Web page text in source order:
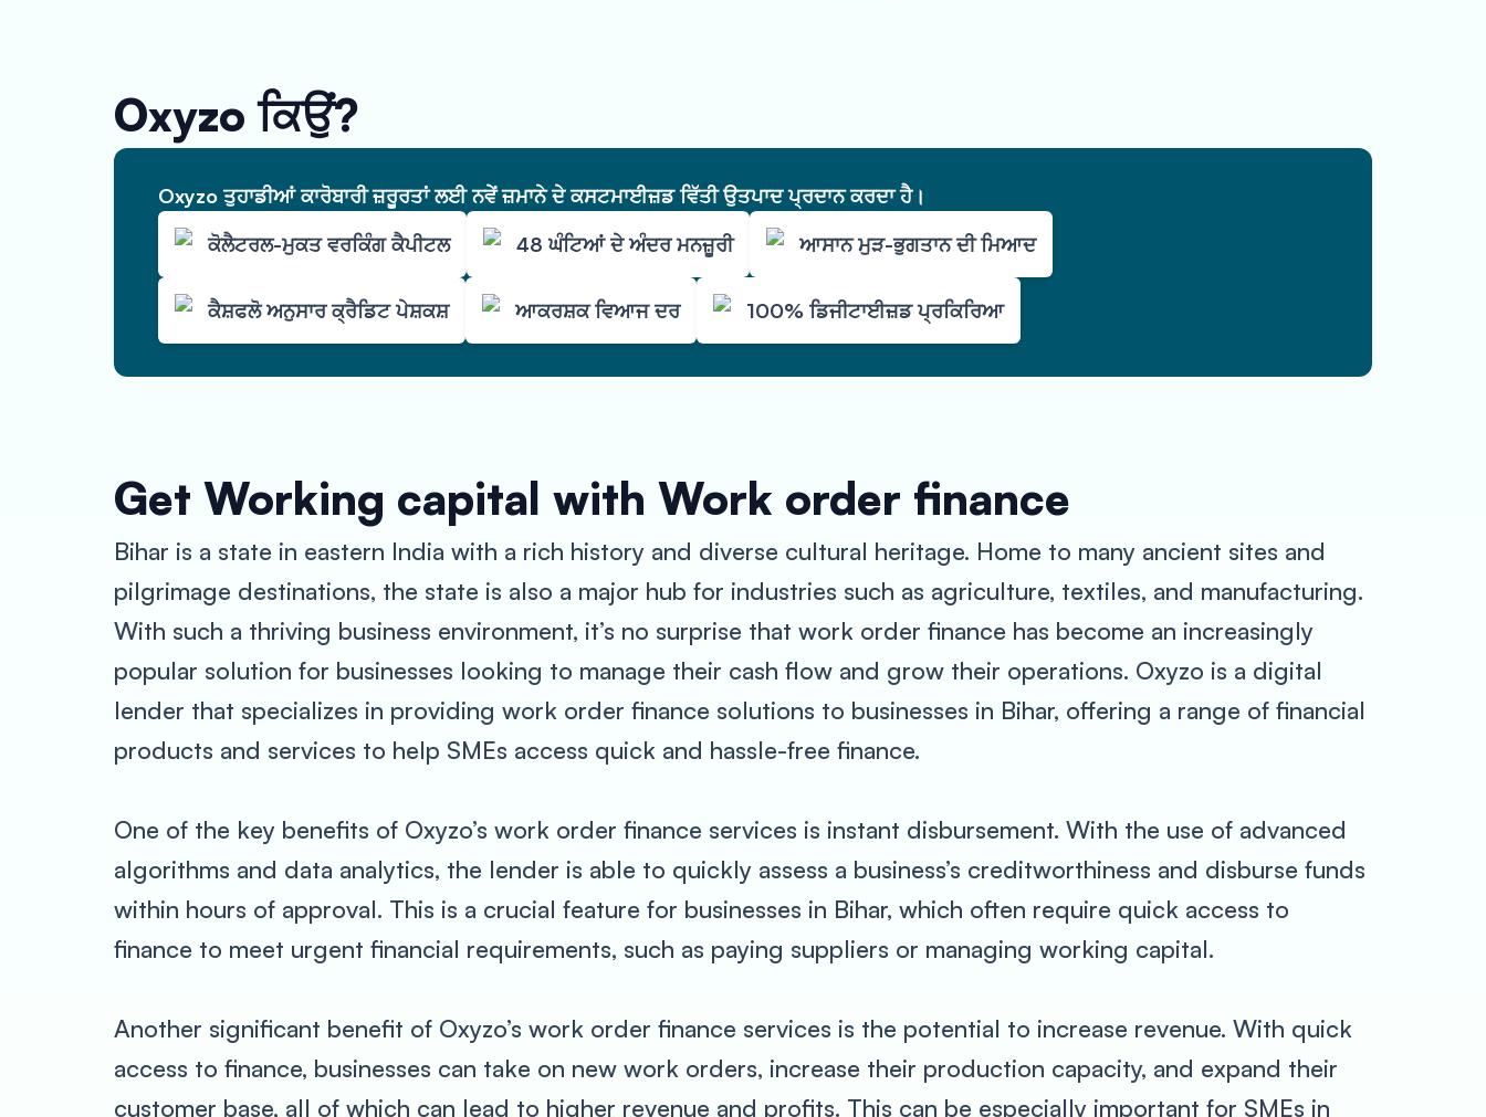
Oxyzo ਕਿਉਂ?
Oxyzo ਤੁਹਾਡੀਆਂ ਕਾਰੋਬਾਰੀ ਜ਼ਰੂਰਤਾਂ ਲਈ ਨਵੇਂ ਜ਼ਮਾਨੇ ਦੇ ਕਸਟਮਾਈਜ਼ਡ ਵਿੱਤੀ ਉਤਪਾਦ ਪ੍ਰਦਾਨ ਕਰਦਾ ਹੈ।
ਕੋਲੈਟਰਲ-ਮੁਕਤ ਵਰਕਿੰਗ ਕੈਪੀਟਲ
48 ਘੰਟਿਆਂ ਦੇ ਅੰਦਰ ਮਨਜ਼ੂਰੀ ਆਸਾਨ ਮੁੜ-ਭੁਗਤਾਨ ਦੀ ਮਿਆਦ
ਕੈਸ਼ਫਲੋ ਅਨੁਸਾਰ ਕ੍ਰੈਡਿਟ ਪੇਸ਼ਕਸ਼ ਆਕਰਸ਼ਕ ਵਿਆਜ ਦਰ 100% ਡਿਜੀਟਾਈਜ਼ਡ ਪ੍ਰਕਿਰਿਆ
Get Working capital with Work order finance
Bihar is a state in eastern India with a rich history and diverse cultural heritage. Home to many ancient sites and
pilgrimage destinations, the state is also a major hub for industries such as agriculture, textiles, and manufacturing.
With such a thriving business environment, it’s no surprise that work order finance has become an increasingly
popular solution for businesses looking to manage their cash flow and grow their operations. Oxyzo is a digital
lender that specializes in providing work order finance solutions to businesses in Bihar, offering a range of financial
products and services to help SMEs access quick and hassle-free finance.
One of the key benefits of Oxyzo’s work order finance services is instant disbursement. With the use of advanced
algorithms and data analytics, the lender is able to quickly assess a business’s creditworthiness and disburse funds
within hours of approval. This is a crucial feature for businesses in Bihar, which often require quick access to
finance to meet urgent financial requirements, such as paying suppliers or managing working capital.
Another significant benefit of Oxyzo’s work order finance services is the potential to increase revenue. With quick
access to finance, businesses can take on new work orders, increase their production capacity, and expand their
customer base, all of which can lead to higher revenue and profits. This can be especially important for SMEs in